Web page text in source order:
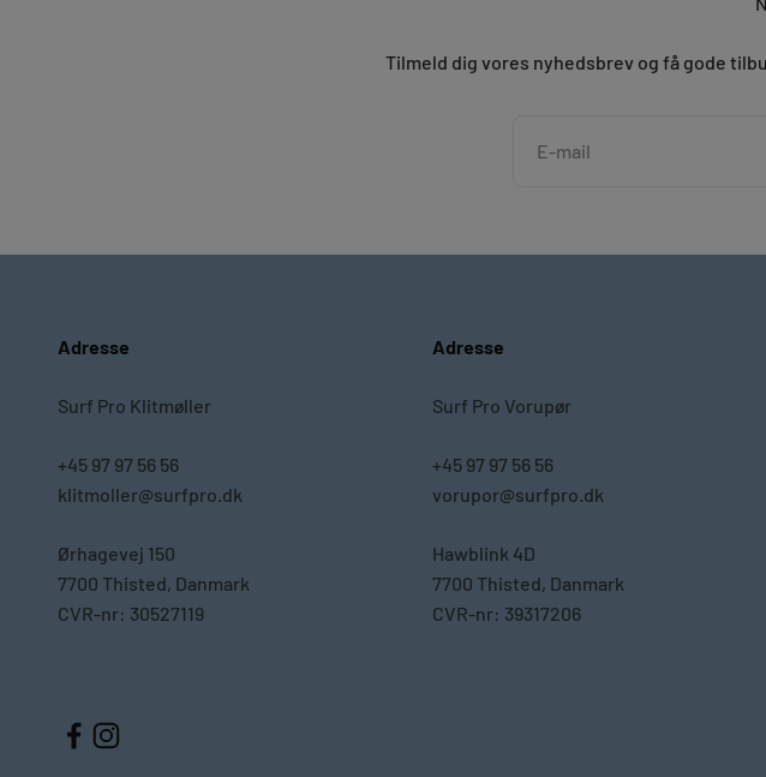
Tilmeld dig vores nyhedsbrev og få gode
E-mail
Adresse
Surf Pro Klitmøller
+45 97 97 56 56
klitmoller@surfpro.dk
Ørhagevej 150
7700 Thisted, Danmark
CVR-nr: 30527119
Adresse
Surf Pro Vorupør
+45 97 97 56 56
vorupor@surfpro.dk
Hawblink 4D
7700 Thisted, Danmark
CVR-nr: 39317206